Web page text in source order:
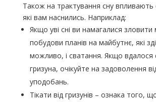
Також на трактування сну впливають
які вам наснились. Наприклад:
Якщо уві сні ви намагалися
побудови планів на майбутнє, які
можливо, і сватання. Якщо вдалося
гризуна, очікуйте на задоволення
уподобань.
Тікати від гризунів – ознака того,